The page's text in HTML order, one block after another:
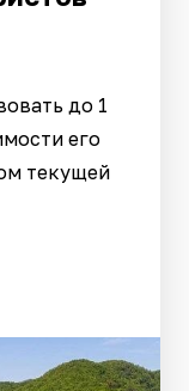
до 1
его
текущей